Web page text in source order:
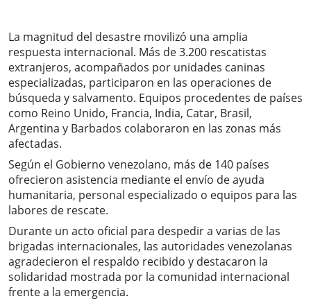
La magnitud del desastre movilizó una amplia
respuesta internacional. Más de 3.200 rescatistas
extranjeros, acompañados por unidades caninas
especializadas, participaron en las operaciones de
búsqueda y salvamento. Equipos procedentes de países
como Reino Unido, Francia, India, Catar, Brasil,
Argentina y Barbados colaboraron en las zonas más
afectadas.
Según el Gobierno venezolano, más de 140 países
ofrecieron asistencia mediante el envío de ayuda
humanitaria, personal especializado o equipos para las
labores de rescate.
Durante un acto oficial para despedir a varias de las
brigadas internacionales, las autoridades venezolanas
agradecieron el respaldo recibido y destacaron la
solidaridad mostrada por la comunidad internacional
frente a la emergencia.